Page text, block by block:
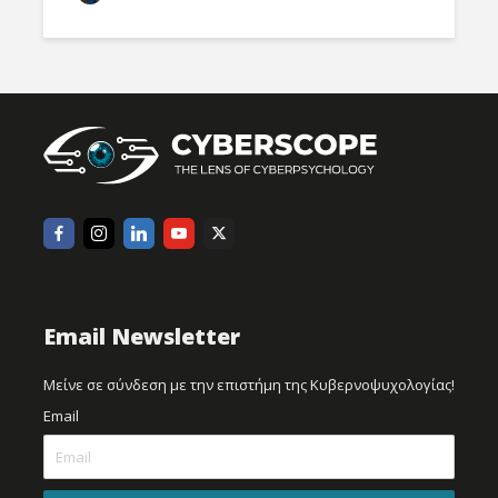
Email Newsletter
Μείνε σε σύνδεση με την επιστήμη της Κυβερνοψυχολογίας!
Email